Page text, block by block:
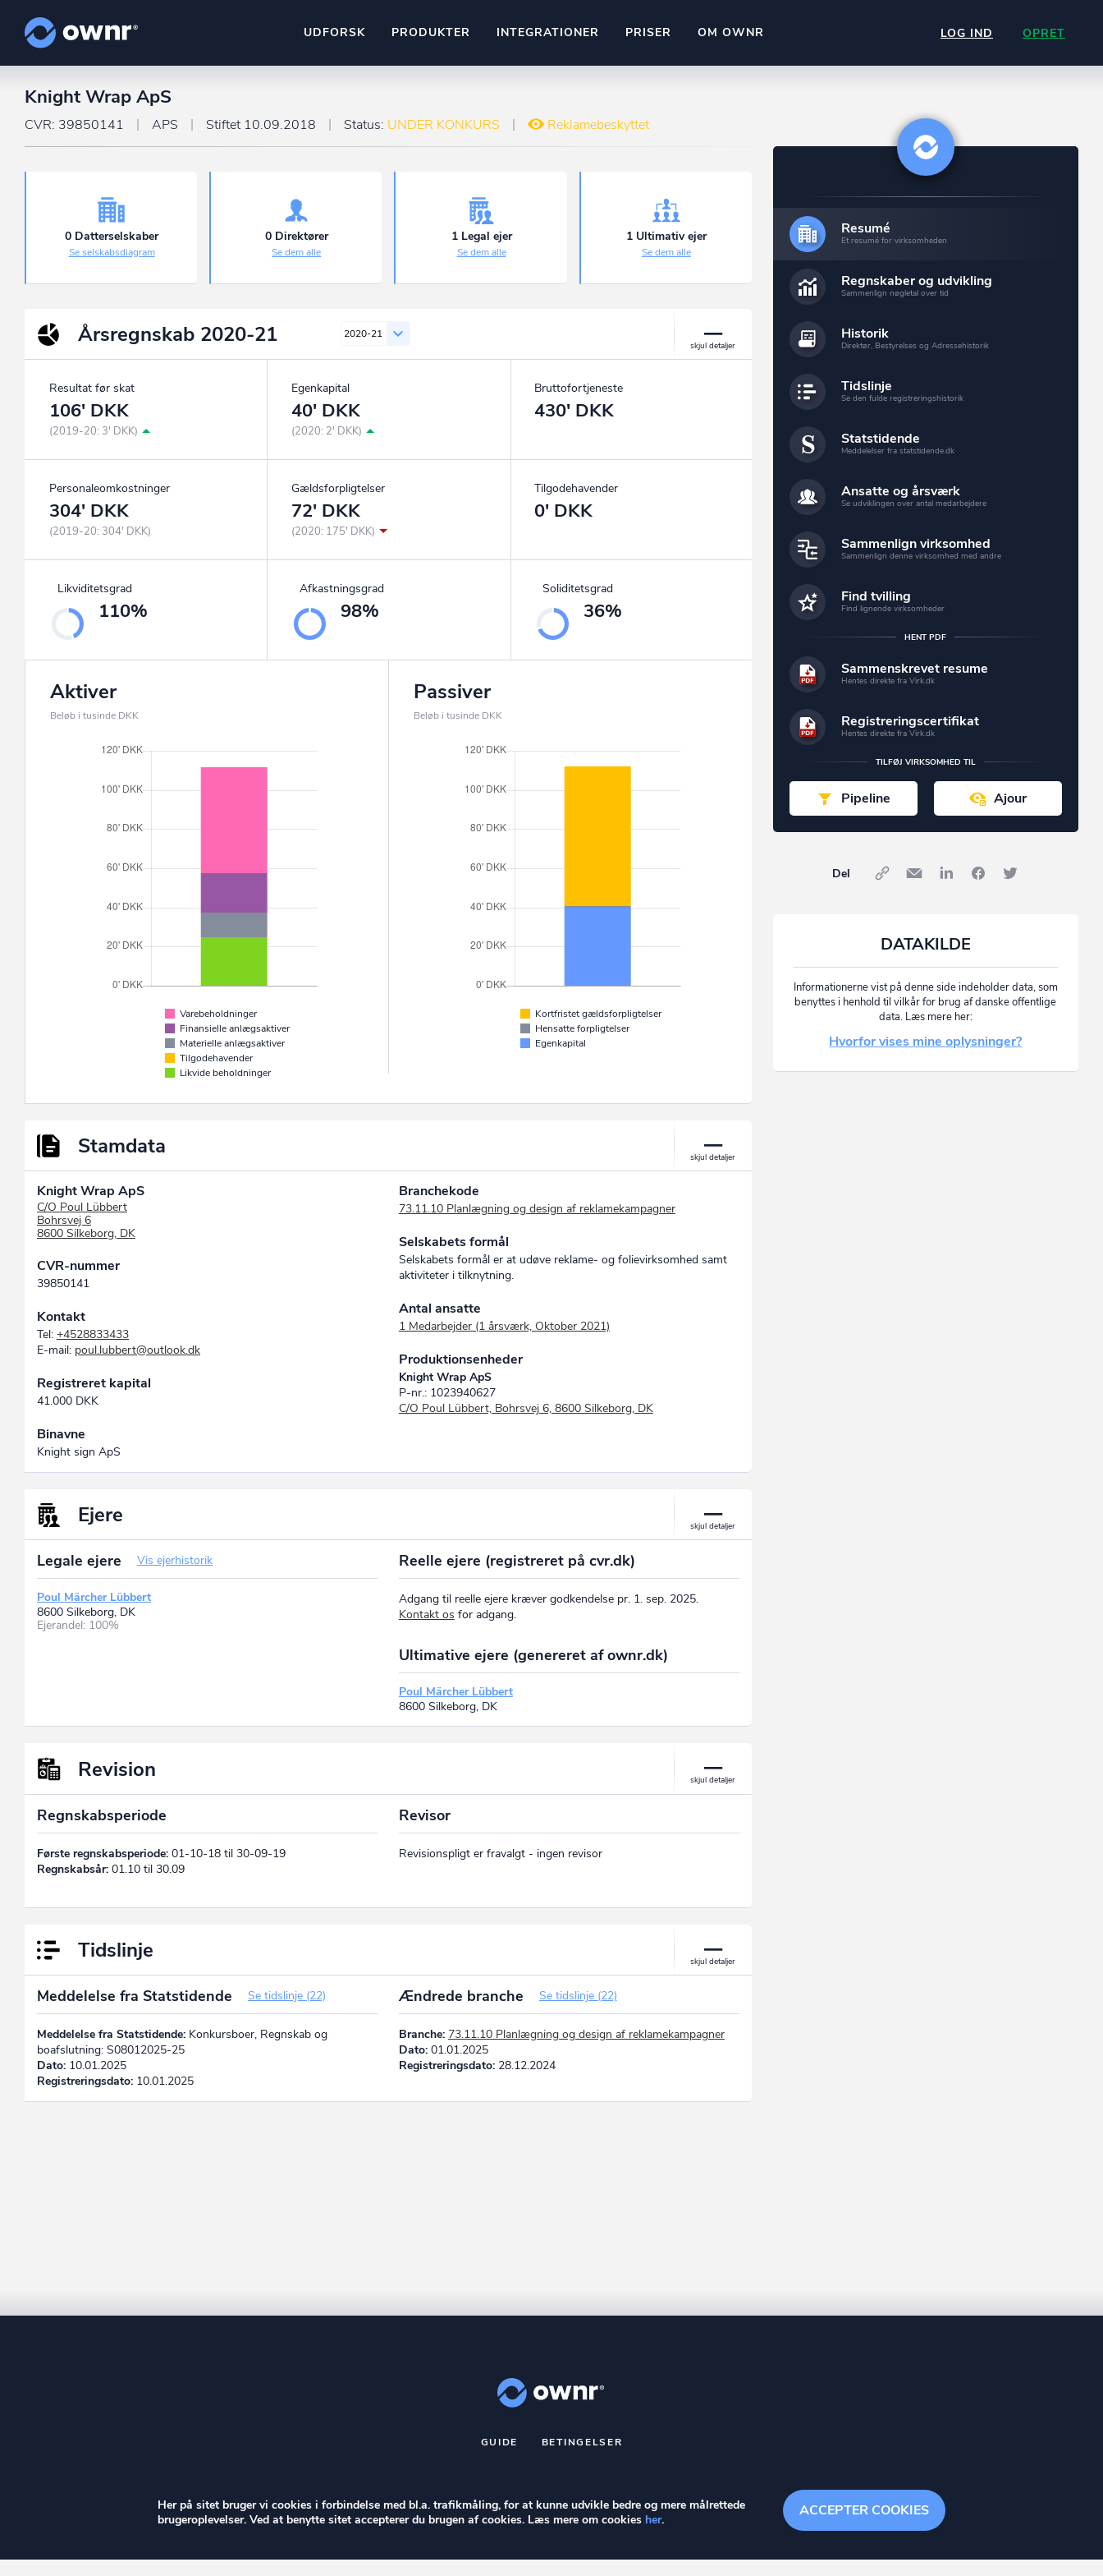
UDFORSK PRODUKTER
Hold dig opdateret og compliant
ownr Pipeline
Identificer salgsklare kundeemner
INTEGRATIONER
Kun fantasien sætter grænsen
Ownr ajour goes supersonic
PRISER OM OWNR LOG IND OPRET
Knight Wrap ApS
CVR: 39850141 APS Stiftet 10.09.2018 Status: UNDER KONKURS Reklamebeskyttet
0 Datterselskaber
Se selskabsdiagram
0 Direktører
Se dem alle
1 Legal ejer
Se dem alle
1 Ultimativ ejer
Se dem alle
Årsregnskab 2020-21 2020-21
Resultat før skat
106' DKK
(2019-20: 3' DKK)
Egenkapital
40' DKK
(2020: 2' DKK)
Bruttofortjeneste
430' DKK
Personaleomkostninger
304' DKK
(2019-20: 304' DKK)
Gældsforpligtelser
72' DKK
(2020: 175' DKK)
Tilgodehavender
0' DKK
Likviditetsgrad
110%
Afkastningsgrad
98%
Soliditetsgrad
36%
Aktiver
Beløb i tusinde DKK
Varebeholdninger
Finansielle anlægsaktiver
Materielle anlægsaktiver
Tilgodehavender
Likvide beholdninger
Passiver
Beløb i tusinde DKK
Kortfristet gældsforpligtelser
Hensatte forpligtelser
Egenkapital
Stamdata
Knight Wrap ApS
C/O Poul Lübbert
Bohrsvej 6
8600 Silkeborg, DK
CVR-nummer
39850141
Kontakt
Tel: +4528833433
E-mail: poul.lubbert@outlook.dk
Registreret kapital
41.000 DKK
Binavne
Knight sign ApS
Branchekode
73.11.10 Planlægning og design af reklamekampagner
Selskabets formål
Selskabets formål er at udøve reklame- og folievirksomhed samt
aktiviteter i tilknytning.
Antal ansatte
1 Medarbejder (1 årsværk, Oktober 2021)
Produktionsenheder
Knight Wrap ApS
P-nr.: 1023940627
C/O Poul Lübbert, Bohrsvej 6, 8600 Silkeborg, DK
Ejere
Legale ejere Vis ejerhistorik
Poul Märcher Lübbert
8600 Silkeborg, DK
Ejerandel: 100%
Reelle ejere (registreret på cvr.dk)
Adgang til reelle ejere kræver godkendelse pr. 1. sep. 2025.
Kontakt os for adgang.
Ultimative ejere (genereret af ownr.dk)
Poul Märcher Lübbert
8600 Silkeborg, DK
Revision
Regnskabsperiode
Første regnskabsperiode: 01-10-18 til 30-09-19
Regnskabsår: 01.10 til 30.09
Revisor
Revisionspligt er fravalgt - ingen revisor
Tidslinje
Meddelelse fra Statstidende Se tidslinje (22)
Meddelelse fra Statstidende: Konkursboer, Regnskab og
boafslutning: S08012025-25
Dato: 10.01.2025
Registreringsdato: 10.01.2025
Ændrede branche Se tidslinje (22)
Branche: 73.11.10 Planlægning og design af reklamekampagner
Dato:01.01.2025
Registreringsdato:28.12.2024
Resumé
Et resumé for virksomheden
Regnskaber og udvikling
Sammenlign nøgletal over tid
Historik
Direktør, Bestyrelses og Adressehistorik
Tidslinje
Se den fulde registreringshistorik
Statstidende
Meddelelser fra statstidende.dk
Ansatte og årsværk
Se udviklingen over antal medarbejdere
Sammenlign virksomhed
Sammenlign denne virksomhed med andre
Find tvilling
Find lignende virksomheder
HENT PDF
Sammenskrevet resume
Hentes direkte fra Virk.dk
Registreringscertifikat
Hentes direkte fra Virk.dk
TILFØJ VIRKSOMHED TIL
Pipeline Ajour
Del
DATAKILDE
Informationerne vist på denne side indeholder data, som
benyttes i henhold til vilkår for brug af danske offentlige
data. Læs mere her:
Hvorfor vises mine oplysninger?
GUIDE BETINGELSER
Stationsparken 26. 2., 2600 Glostrup, info@ownr.dk
ACCEPTER COOKIES
Her på sitet bruger vi cookies i forbindelse med bl.a. trafikmåling, for at kunne udvikle bedre og mere målrettede
brugeroplevelser. Ved at benytte sitet accepterer du brugen af cookies. Læs mere om cookies her.